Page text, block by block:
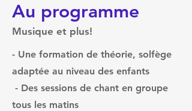
Au programme
Musique et plus!
- Une formation de théorie, solfège
adaptée au niveau des enfants
- Des sessions de chant en groupe
tous les matins